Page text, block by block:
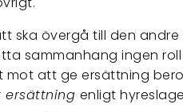
ska övergå till den
sammanhang ingen
mot att ge ersättning
ersättning enligt